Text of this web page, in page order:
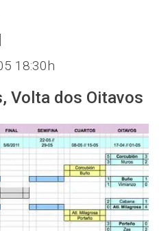
18:30h
Volta dos Oitavos